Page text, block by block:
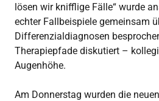
lösen wir knifflige Fälle“ wurde
echter Fallbeispiele gemeinsam
Differenzialdiagnosen
Therapiepfade diskutiert –
Augenhöhe.
Am Donnerstag wurden die